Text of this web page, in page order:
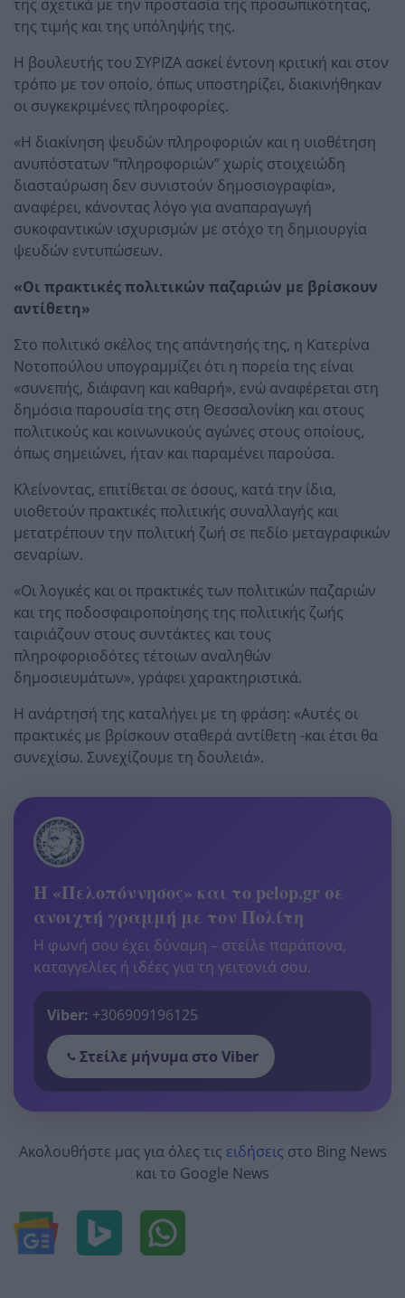
της σχετικά με την προστασία της προσωπικότητας,
της τιμής και της υπόληψής της.
Η βουλευτής του ΣΥΡΙΖΑ ασκεί έντονη κριτική και στον
τρόπο με τον οποίο, όπως υποστηρίζει, διακινήθηκαν
οι συγκεκριμένες πληροφορίες.
«Η διακίνηση ψευδών πληροφοριών και η υιοθέτηση
ανυπόστατων “πληροφοριών” χωρίς στοιχειώδη
διασταύρωση δεν συνιστούν δημοσιογραφία»,
αναφέρει, κάνοντας λόγο για αναπαραγωγή
συκοφαντικών ισχυρισμών με στόχο τη δημιουργία
ψευδών εντυπώσεων.
«Οι πρακτικές πολιτικών παζαριών με βρίσκουν
αντίθετη»
Στο πολιτικό σκέλος της απάντησής της, η Κατερίνα
Νοτοπούλου υπογραμμίζει ότι η πορεία της είναι
«συνεπής, διάφανη και καθαρή», ενώ αναφέρεται στη
δημόσια παρουσία της στη Θεσσαλονίκη και στους
πολιτικούς και κοινωνικούς αγώνες στους οποίους,
όπως σημειώνει, ήταν και παραμένει παρούσα.
Κλείνοντας, επιτίθεται σε όσους, κατά την ίδια,
υιοθετούν πρακτικές πολιτικής συναλλαγής και
μετατρέπουν την πολιτική ζωή σε πεδίο μεταγραφικών
σεναρίων.
«Οι λογικές και οι πρακτικές των πολιτικών παζαριών
και της ποδοσφαιροποίησης της πολιτικής ζωής
ταιριάζουν στους συντάκτες και τους
πληροφοριοδότες τέτοιων αναληθών
δημοσιευμάτων», γράφει χαρακτηριστικά.
Η ανάρτησή της καταλήγει με τη φράση: «Αυτές οι
πρακτικές με βρίσκουν σταθερά αντίθετη -και έτσι θα
συνεχίσω. Συνεχίζουμε τη δουλειά».
Η «Πελοπόννησος» και το pelop.gr σε
ανοιχτή γραμμή με τον Πολίτη
Η φωνή σου έχει δύναμη – στείλε παράπονα,
καταγγελίες ή ιδέες για τη γειτονιά σου.
Viber: +306909196125
Στείλε μήνυμα στο Viber
Ακολουθήστε μας για όλες τις ειδήσεις στο Bing News
και το Google News